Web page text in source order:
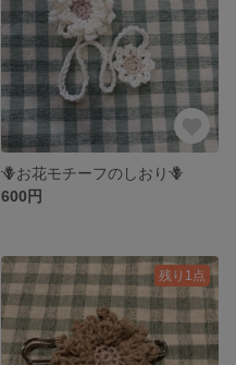
🪻お花モチーフのしおり🪻
600円
残り1点